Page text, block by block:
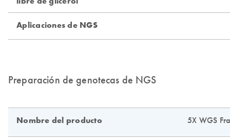
Preparación de genotecas de NGS